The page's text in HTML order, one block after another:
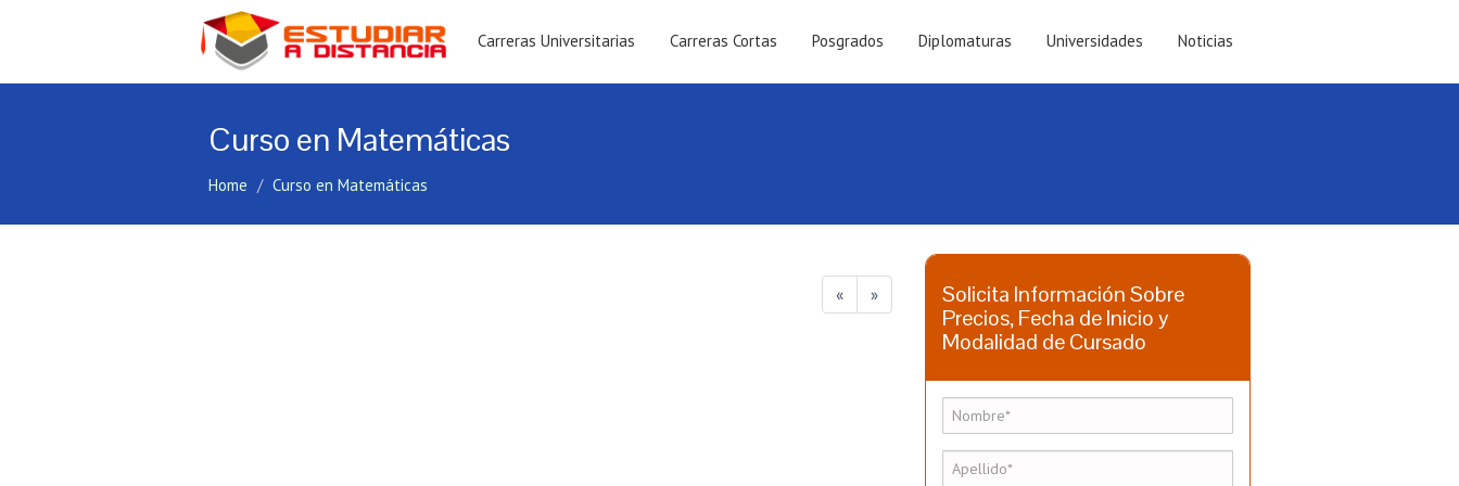
Carreras Universitarias Carreras Cortas Posgrados Diplomaturas Universidades Noticias
Curso en Matemáticas
Home Curso en Matemáticas
« »
Solicita Información Sobre
Precios, Fecha de Inicio y
Modalidad de Cursado